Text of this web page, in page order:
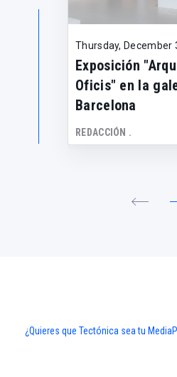
Thursday, December
Exposición
Oficis" en la
Barcelona
REDACCIÓN .
¿Quieres que Tectónica sea tu